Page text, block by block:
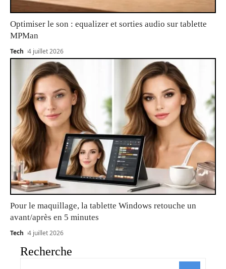
Optimiser le son : equalizer et sorties audio sur tablette
MPMan
Tech 4 juillet 2026
Pour le maquillage, la tablette Windows retouche un
avant/après en 5 minutes
Tech 4 juillet 2026
Recherche